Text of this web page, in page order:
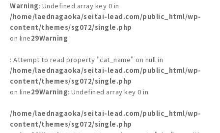
Warning: Undefined array key 0 in
/home/laednagaoka/seitai-lead.com/public_html/wp-
content/themes/sg072/single.php
on line29Warning
: Attempt to read property "cat_name" on null in
/home/laednagaoka/seitai-lead.com/public_html/wp-
content/themes/sg072/single.php
on line29Warning: Undefined array key 0 in
/home/laednagaoka/seitai-lead.com/public_html/wp-
content/themes/sg072/single.php